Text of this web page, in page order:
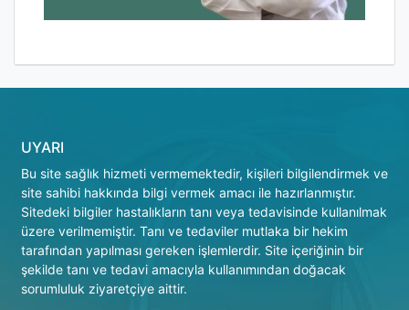
UYARI
Bu site sağlık hizmeti vermemektedir, kişileri bilgilendirmek ve
site sahibi hakkında bilgi vermek amacı ile hazırlanmıştır.
Sitedeki bilgiler hastalıkların tanı veya tedavisinde kullanılmak
üzere verilmemiştir. Tanı ve tedaviler mutlaka bir hekim
tarafından yapılması gereken işlemlerdir. Site içeriğinin bir
şekilde tanı ve tedavi amacıyla kullanımından doğacak
sorumluluk ziyaretçiye aittir.